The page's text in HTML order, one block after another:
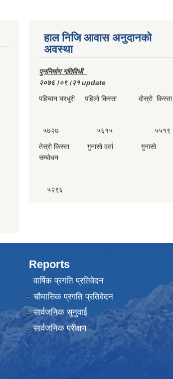
हाल निजि आवास अनुदानकाे
अवस्था
पुननिर्माण गतिविधी
२०७६।०९।२१ update
पहिचान घरधुरी पहिलाे किस्ता दाेस्राे किस्ता
५७२७ ५६१५ ५५१९
तेस्राे किस्ता गुनासाे दर्ता गुनासाे
सम्बाेधन
५२९६
Reports
वार्षिक प्रगति प्रतिवेदन
चौमासिक प्रगति प्रतिवेदन
सार्वजनिक सुनुवाई
सार्वजनिक परीक्षण